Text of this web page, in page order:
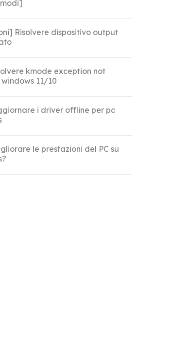
Risolvere dispositivo output
kmode exception not
11/10
i driver offline per pc
le prestazioni del PC su